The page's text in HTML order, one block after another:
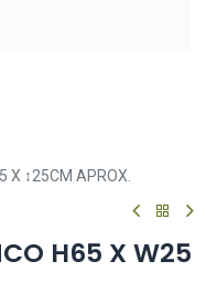
X ↕25CM APROX.
H65 X W25